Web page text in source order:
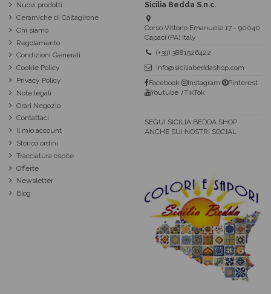
Nuovi prodotti
Ceramiche di Caltagirone
Chi siamo
Regolamento
Condizioni Generali
Cookie Policy
Privacy Policy
Note legali
Orari Negozio
Contattaci
Il mio account
Storico ordini
Tracciatura ospite
Offerte
Newsletter
Blog
Sicilia Bedda S.n.c.
Corso Vittorio Emanuele 17 - 90040
Capaci (PA) Italy
(+39) 3881526422
info@siciliabeddashop.com
Facebook
Instagram
Pinterest
Youtube ♪TikTok
SEGUI SICILIA BEDDA SHOP
ANCHE SUI NOSTRI SOCIAL